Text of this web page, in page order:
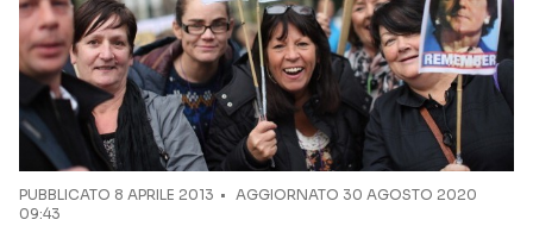
PUBBLICATO 8 APRILE 2013
AGGIORNATO 30 AGOSTO 2020
09:43